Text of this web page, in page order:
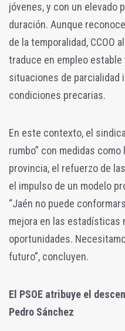
jóvenes, y con un elevado
duración. Aunque
de la temporalidad, CCOO
traduce en empleo
situaciones de parcialidad
condiciones precarias.
En este contexto, el
rumbo” con medidas
provincia, el refuerzo de
el impulso de un modelo
“Jaén no puede
mejora en las estadísticas
oportunidades.
futuro”, concluyen.
El PSOE atribuye el
Pedro Sánchez